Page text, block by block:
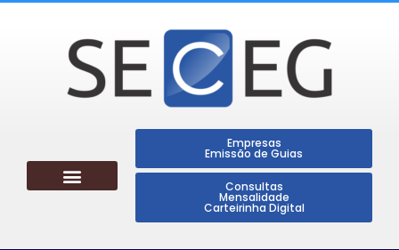
Empresas
Emissão de Guias
Consultas
Mensalidade
Carteirinha Digital